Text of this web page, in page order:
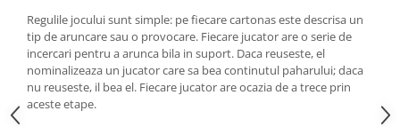
Regulile jocului sunt simple: pe fiecare cartonas este descrisa un
tip de aruncare sau o provocare. Fiecare jucator are o serie de
incercari pentru a arunca bila in suport. Daca reuseste, el
nominalizeaza un jucator care sa bea continutul paharului; daca
nu reuseste, il bea el. Fiecare jucator are ocazia de a trece prin
aceste etape.